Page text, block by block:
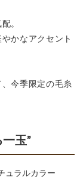
。
かなアクセント
今季限定の毛糸
玉”
ュラルカラー